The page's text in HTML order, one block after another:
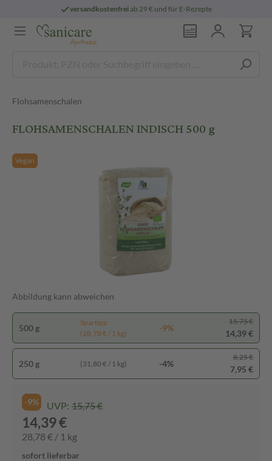
versandkostenfreiab 29 € und für E-Rezepte
Flohsamenschalen
FLOHSAMENSCHALEN INDISCH 500 g
Vegan
Abbildung kann abweichen
500 g
Spartipp
(28,78 € / 1 kg)
-9%
15,75 €
14,39 €
250 g (31,80 € / 1 kg) -4%
8,25 €
7,95 €
-9% UVP: 15,75 €
14,39 €
28,78 € / 1 kg
sofort lieferbar